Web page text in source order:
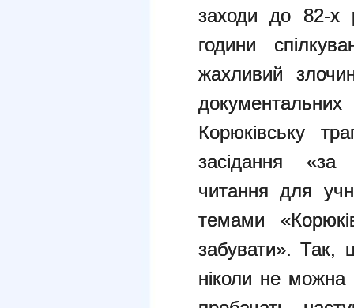
заходи до 82-х
години
жахливий
Корюківську
засідання «за
читання для
темами
забувати». Так,
ніколи не можна